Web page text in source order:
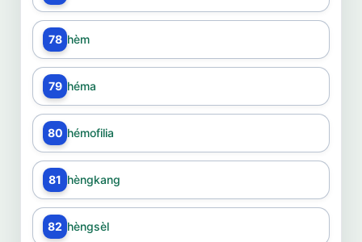
78 hèm
79 héma
80 hémofilia
81 hèngkang
82 hèngsèl